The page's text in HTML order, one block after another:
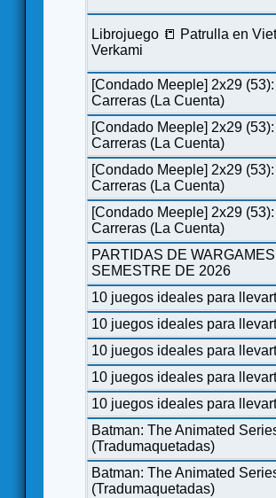
Librojuego 📒 Patrulla en
Verkami
[Condado Meeple] 2x29
Carreras (La Cuenta)
[Condado Meeple] 2x29
Carreras (La Cuenta)
[Condado Meeple] 2x29
Carreras (La Cuenta)
[Condado Meeple] 2x29
Carreras (La Cuenta)
PARTIDAS DE
SEMESTRE DE 2026
10 juegos ideales para
10 juegos ideales para
10 juegos ideales para
10 juegos ideales para
10 juegos ideales para
Batman: The Animated
(Tradumaquetadas)
Batman: The Animated
(Tradumaquetadas)